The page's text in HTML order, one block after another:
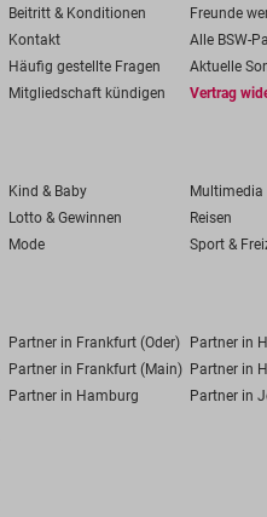
Beitritt & Konditionen
Freunde
Kontakt
Alle BSW-
Häufig gestellte Fragen
Aktuelle
Mitgliedschaft kündigen
Vertrag
Kind & Baby
Multimedia
Lotto & Gewinnen
Reisen
Mode Sport &
Partner in Frankfurt (Oder) Partner in
Partner in Frankfurt (Main) Partner in
Partner in Hamburg Partner in